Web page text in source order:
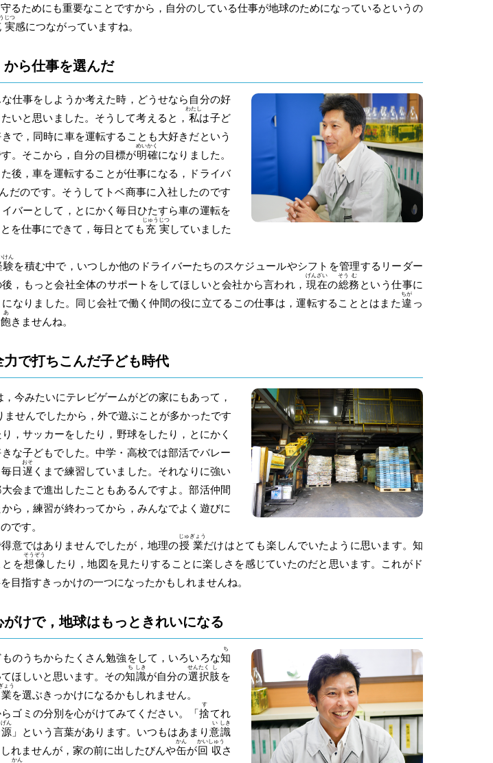
るためにも重要なことですから，自分のしている仕事が地球のためになっているというの
実
じつ
感につながっていますね。
から仕事を選んだ
仕事をしようか考えた時，どうせなら自分の好
いと思いました。そうして考えると， 私
わたし
は子ど
で，同時に車を運転することも大好きだという
。そこから，自分の目標が明
めい
確
かく
になりました。
後，車を運転することが仕事になる，ドライバ
だのです。そうしてトベ商事に入社したのです
バーとして，とにかく毎日ひたすら車の運転を
を仕事にできて，毎日とても 充
じゅう
実
じつ
していました
験
けん
を積む中で，いつしか他のドライバーたちのスケジュールやシフトを管理するリーダー
，もっと会社全体のサポートをしてほしいと会社から言われ， 現
げん
在
ざい
の総
そう
務
む
という仕事に
なりました。同じ会社で働く仲間の役に立てるこの仕事は，運転することとはまた違
ちが
っ
飽
あ
きませんね。
で打ちこんだ子ども時代
今みたいにテレビゲームがどの家にもあって，
ませんでしたから，外で遊ぶことが多かったです
，サッカーをしたり，野球をしたり，とにかく
な子どもでした。中学・高校では部活でバレー
日遅
おそ
くまで練習していました。それなりに強い
会まで進出したこともあるんですよ。部活仲間
ら，練習が終わってから，みんなでよく遊びに
です。
意ではありませんでしたが，地理の授
じゅ
業
ぎょう
だけはとても楽しんでいたように思います。知
を想
そう
像
ぞう
したり，地図を見たりすることに楽しさを感じていたのだと思います。これがド
目指すきっかけの一つになったかもしれませんね。
がけで，地球はもっときれいになる
のうちからたくさん勉強をして，いろいろな知
ち
ほしいと思います。その知
ち
識
しき
が自分の選
せん
択
たく
肢
し
を
業
ょう
を選ぶきっかけになるかもしれません。
ゴミの分別を心がけてみてください。「捨
す
てれ
源
げん
」という言葉があります。いつもはあまり意
い
識
しき
れませんが，家の前に出したびんや缶
かん
が回
かい
収
しゅう
さ
かん